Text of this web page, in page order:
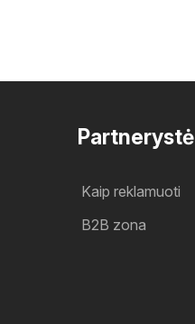
Partnerystė
Kaip reklamuoti
B2B zona